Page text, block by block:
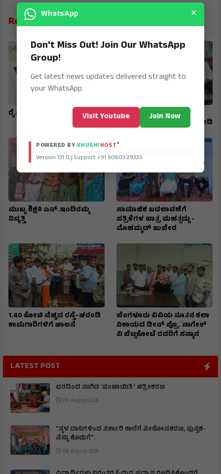
Related News
ರೈತರ ಹಿತರಕ್ಷಣೆಗೆ ಕಟ್ಟುನಿಟ್ಟಿನ ಕ್ರಮ
ಉತ್ತರ ಕರ್ನಾಟಕದ ಕುರುಬ
ಸಮುದಾಯಕ್ಕೂ ಸಚಿವ ಸ್ಥಾನ ನೀಡಿ
ಮುಖ್ಯ ಶಿಕ್ಷಕಿ ಎನ್.ಇಂದಿರಮ್ಮ
ನಿವೃತ್ತಿ
ಸಾಮಾಜಿಕ ಬದಲಾವಣೆಗೆ
ಪತ್ರಿಕೆಗಳ ಪಾತ್ರ ಮಹತ್ವದ್ದು -
ಮೊಹಮ್ಮದ್ ಜುಬೇರ
1.40 ಕೋಟಿ ವೆಚ್ಚದ ರಸ್ತೆ–ಚರಂಡಿ
ಕಾಮಗಾರಿಗಳಿಗೆ ಚಾಲನೆ
ಬೆಂಗಳೂರು ವಿವಿಯ ನೂತನ ಕಲಾ
ನಿಕಾಯದ ಡೀನ್ ಪ್ರೊ. ನಾಗೇಶ್
ವಿ ಬೆಟ್ಟಕೋಟೆ ರವರಿಗೆ ಸನ್ಮಾನ
LATEST POST
ಭರದಿಂದ ಸಾಗಿದ ‘ಪಂಚಾಯಿತಿ ’ ಚಿತ್ರೀಕರಣ
09 August 2026
"ಸ್ಥಳ ದಾನಿಗಳಿಂದ ಸರ್ಕಾರಿ ಶಾಲೆಗೆ ಪೀಠೋಪಕರಣ, ಪುಸ್ತಕ-
ಪೆನ್ನು ಕೊಡುಗೆ".
08 August 2026
WhatsApp ×
Don't Miss Out! Join Our WhatsApp
Group!
Get latest news updates delivered straight to
your WhatsApp.
Visit Youtube Join Now
POWERED BY KHUSHIHOST®
Version 131.0 | Support +91 90603 29333